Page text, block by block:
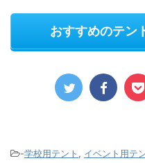
おすすめのテン
-学校用テント , イベント用テ